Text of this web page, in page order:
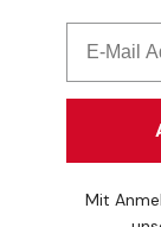
Mit